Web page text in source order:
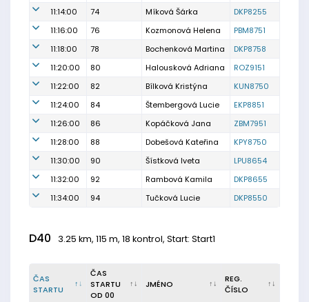
11:14:00
74 Míková Šárka
DKP8255
11:16:00
76 Kozmonová Helena
PBM8751
11:18:00
78 Bochenková Martina
DKP8758
11:20:00
80 Halousková Adriana
ROZ9151
11:22:00
82 Bílková Kristýna
KUN8750
11:24:00
84 Štembergová Lucie
EKP8851
11:26:00
86 Kopáčková Jana
ZBM7951
11:28:00
88 Dobešová Kateřina
KPY8750
11:30:00
90 Šístková Iveta
LPU8654
11:32:00
92 Rambová Kamila
DKP8655
11:34:00
94 Tučková Lucie DKP8550
D40 3.25 km, 115 m, 18 kontrol, Start: Start1
ČAS
STARTU
ČAS
STARTU
OD 00
JMÉNO
REG.
ČÍSLO